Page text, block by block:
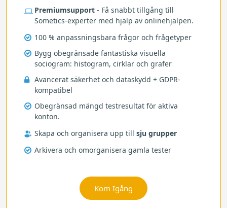
Premiumsupport - Få snabbt tillgång till
Sometics-experter med hjälp av onlinehjälpen.
100 % anpassningsbara frågor och frågetyper
Bygg obegränsade fantastiska visuella
sociogram: histogram, cirklar och grafer
Avancerat säkerhet och dataskydd + GDPR-
kompatibel
Obegränsad mängd testresultat för aktiva
konton.
Skapa och organisera upp till sju grupper
Arkivera och omorganisera gamla tester
Kom Igång